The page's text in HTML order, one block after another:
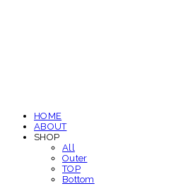
HOME
ABOUT
SHOP
All
Outer
TOP
Bottom